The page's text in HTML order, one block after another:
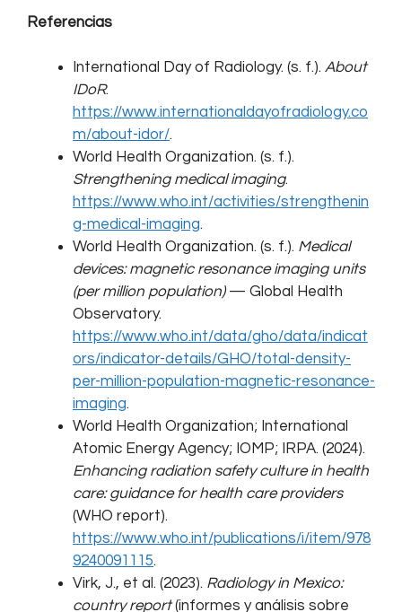
Referencias
International Day of Radiology. (s. f.). About
IDoR.
https://www.internationaldayofradiology.co
m/about-idor/.
World Health Organization. (s. f.).
Strengthening medical imaging.
https://www.who.int/activities/strengthenin
g-medical-imaging.
World Health Organization. (s. f.). Medical
devices: magnetic resonance imaging units
(per million population)— Global Health
Observatory.
https://www.who.int/data/gho/data/indicat
ors/indicator-details/GHO/total-density-
per-million-population-magnetic-resonance-
imaging.
World Health Organization; International
Atomic Energy Agency; IOMP; IRPA. (2024).
Enhancing radiation safety culture in health
care: guidance for health care providers
(WHO report).
https://www.who.int/publications/i/item/978
9240091115.
Virk, J., et al. (2023). Radiology in Mexico:
country report(informes y análisis sobre